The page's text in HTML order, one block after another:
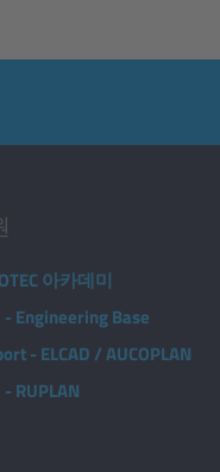
아카데미
Engineering Base
- ELCAD / AUCOPLAN
RUPLAN